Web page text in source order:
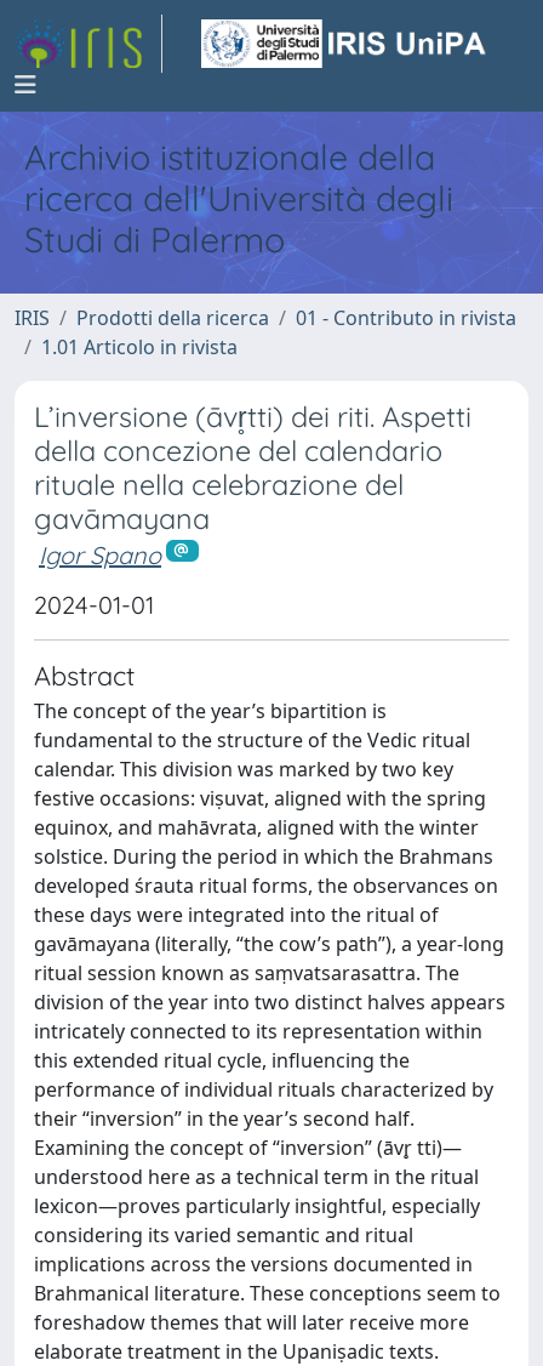
Archivio istituzionale della
ricerca dell'Università degli
Studi di Palermo
IRIS Prodotti della ricerca
01 - Contributo in rivista
1.01 Articolo in rivista
L’inversione (āvr̥tti) dei riti. Aspetti
della concezione del calendario
rituale nella celebrazione del
gavāmayana
Igor Spano
2024-01-01
Abstract
The concept of the year’s bipartition is
fundamental to the structure of the Vedic ritual
calendar. This division was marked by two key
festive occasions: viṣuvat, aligned with the spring
equinox, and mahāvrata, aligned with the winter
solstice. During the period in which the Brahmans
developed śrauta ritual forms, the observances on
these days were integrated into the ritual of
gavāmayana (literally, “the cow’s path”), a year-long
ritual session known as saṃvatsarasattra. The
division of the year into two distinct halves appears
intricately connected to its representation within
this extended ritual cycle, influencing the
performance of individual rituals characterized by
their “inversion” in the year’s second half.
Examining the concept of “inversion” (āvr̥ tti)—
understood here as a technical term in the ritual
lexicon—proves particularly insightful, especially
considering its varied semantic and ritual
implications across the versions documented in
Brahmanical literature. These conceptions seem to
foreshadow themes that will later receive more
elaborate treatment in the Upaniṣadic texts.